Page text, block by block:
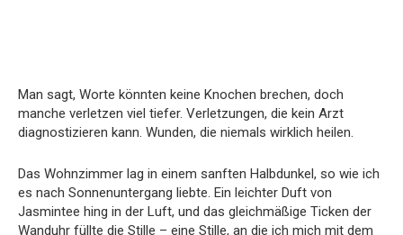
Man sagt, Worte könnten keine Knochen brechen, doch
manche verletzen viel tiefer. Verletzungen, die kein Arzt
diagnostizieren kann. Wunden, die niemals wirklich heilen.
Das Wohnzimmer lag in einem sanften Halbdunkel, so wie ich
es nach Sonnenuntergang liebte. Ein leichter Duft von
Jasmintee hing in der Luft, und das gleichmäßige Ticken der
Wanduhr füllte die Stille – eine Stille, an die ich mich mit dem